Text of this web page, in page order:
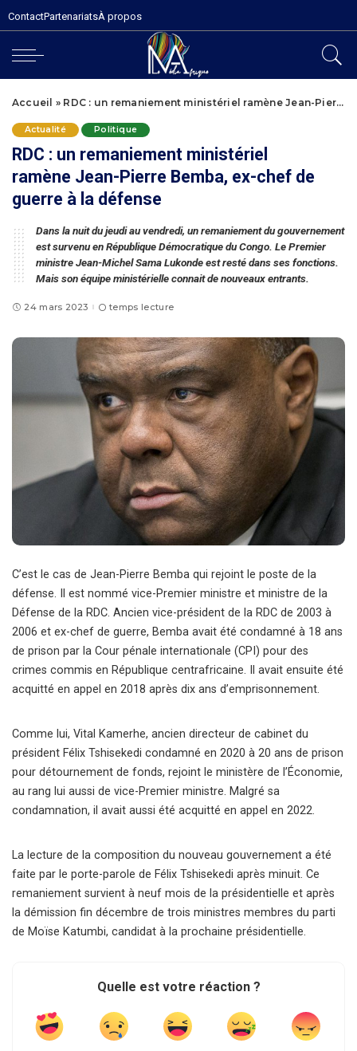
ContactPartenariatsÀ propos
Accueil » RDC : un remaniement ministériel ramène Jean-Pierre Bemba, ex-chef de guerre à la défense
Actualité Politique
RDC : un remaniement ministériel
ramène Jean-Pierre Bemba, ex-chef de
guerre à la défense
Dans la nuit du jeudi au vendredi, un remaniement du gouvernement
est survenu en République Démocratique du Congo. Le Premier
ministre Jean-Michel Sama Lukonde est resté dans ses fonctions.
Mais son équipe ministérielle connait de nouveaux entrants.
24 mars 2023 temps lecture
C’est le cas de Jean-Pierre Bemba qui rejoint le poste de la
défense. Il est nommé vice-Premier ministre et ministre de la
Défense de la RDC. Ancien vice-président de la RDC de 2003 à
2006 et ex-chef de guerre, Bemba avait été condamné à 18 ans
de prison par la Cour pénale internationale (CPI) pour des
crimes commis en République centrafricaine. Il avait ensuite été
acquitté en appel en 2018 après dix ans d’emprisonnement.
Comme lui, Vital Kamerhe, ancien directeur de cabinet du
président Félix Tshisekedi condamné en 2020 à 20 ans de prison
pour détournement de fonds, rejoint le ministère de l’Économie,
au rang lui aussi de vice-Premier ministre. Malgré sa
condamnation, il avait aussi été acquitté en appel en 2022.
La lecture de la composition du nouveau gouvernement a été
faite par le porte-parole de Félix Tshisekedi après minuit. Ce
remaniement survient à neuf mois de la présidentielle et après
la démission fin décembre de trois ministres membres du parti
de Moïse Katumbi, candidat à la prochaine présidentielle.
Quelle est votre réaction ?